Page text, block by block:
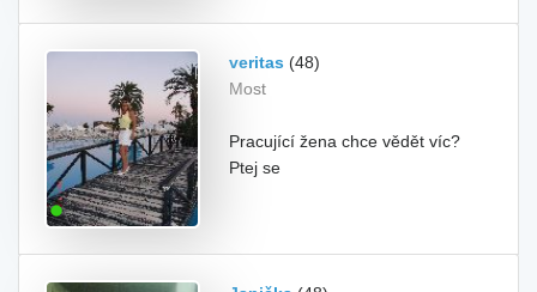
veritas (48)
Most
Pracující žena chce vědět víc?
Ptej se